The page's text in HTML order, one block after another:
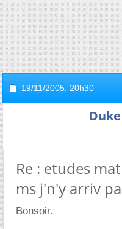
19/11/2005, 20h30
Re : etudes
ms j'n'y arriv
Bonsoir.